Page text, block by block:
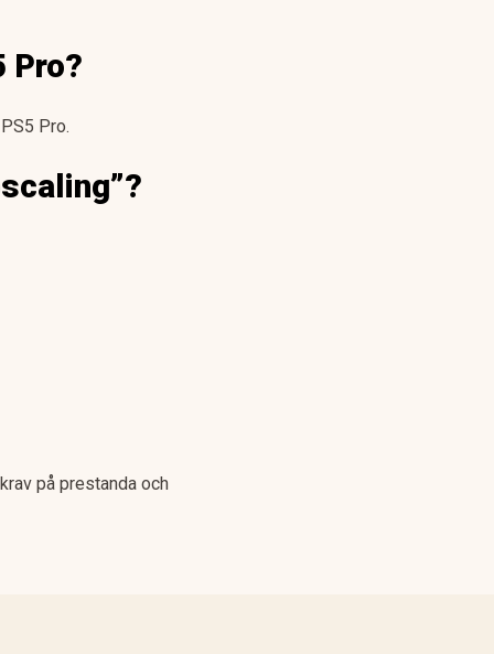
Pro?
Pro.
på prestanda och